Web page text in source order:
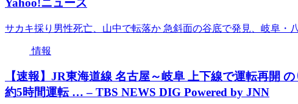
Yahoo!ニュース
サカキ採り男性死亡、山中で転落か 急斜面の谷底で発見、岐阜・
情報
【速報】JR東海道線 名古屋～岐阜 上下線で運転再開
約5時間運転 … – TBS NEWS DIG Powered by JNN